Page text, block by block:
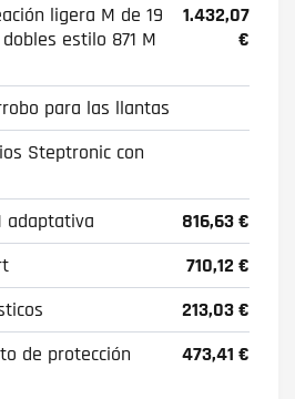
ligera M de 19
estilo 871 M
1.432,07
€
para las llantas
Steptronic con
adaptativa
816,63 €
710,12 €
213,03 €
de protección
473,41 €